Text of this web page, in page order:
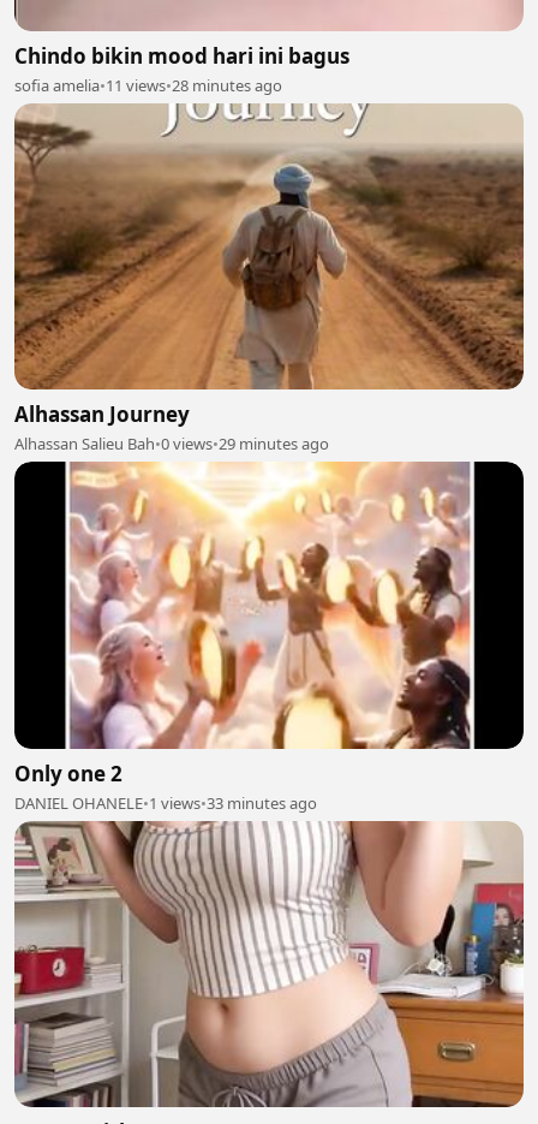
Chindo bikin mood hari ini bagus
sofia amelia•11 views•28 minutes ago
Alhassan Journey
Alhassan Salieu Bah•0 views•29 minutes ago
Only one 2
DANIEL OHANELE•1 views•33 minutes ago